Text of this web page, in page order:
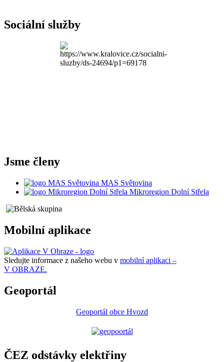
Sociální služby
Jsme členy
MAS Světovina
Mikroregion Dolní Střela
Mobilní aplikace
Sledujte informace z našeho webu v mobilní aplikaci –
V OBRAZE.
Geoportál
Geoportál obce Hvozd
ČEZ odstávky elektřiny